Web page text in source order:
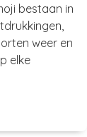
bestaan in
weer en
elke